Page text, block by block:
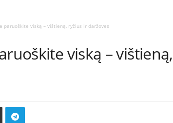
paruoškite viską – vištieną, ryžius ir daržoves
viską – vištieną,